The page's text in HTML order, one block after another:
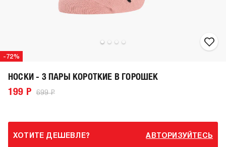
-72%
НОСКИ - 3 ПАРЫ КОРОТКИЕ В ГОРОШЕК
199 Р 699 Р
ХОТИТЕ ДЕШЕВЛЕ? АВТОРИЗУЙТЕСЬ